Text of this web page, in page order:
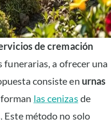
de cremación
funerarias, a ofrecer una
consiste en urnas
las cenizas de
Este método no solo